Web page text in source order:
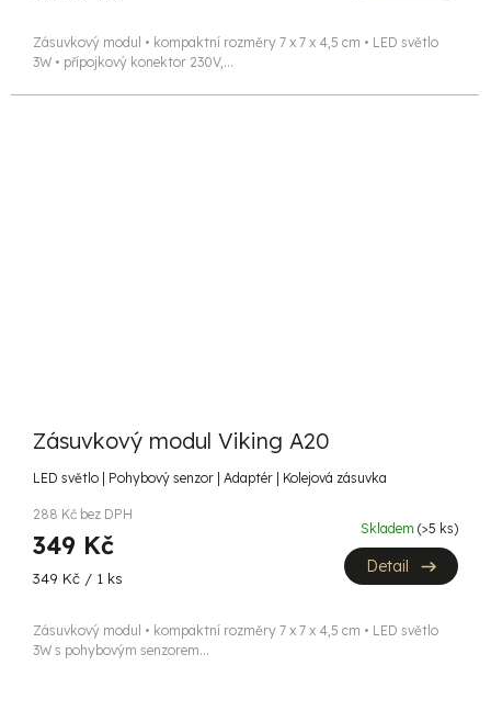
Zásuvkový modul • kompaktní rozměry 7 x 7 x 4,5 cm • LED světlo
3W • přípojkový konektor 230V,...
Zásuvkový modul Viking A20
LED světlo | Pohybový senzor | Adaptér | Kolejová zásuvka
288 Kč bez DPH
349 Kč
Měrná
349 Kč / 1 ks
Skladem (>5 ks)
Detail
Zásuvkový modul • kompaktní rozměry 7 x 7 x 4,5 cm • LED světlo
3W s pohybovým senzorem...